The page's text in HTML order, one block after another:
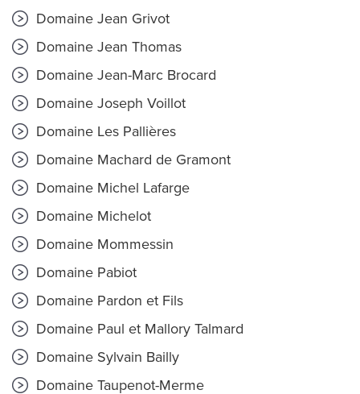
Domaine Jean Grivot
Domaine Jean Thomas
Domaine Jean-Marc Brocard
Domaine Joseph Voillot
Domaine Les Pallières
Domaine Machard de Gramont
Domaine Michel Lafarge
Domaine Michelot
Domaine Mommessin
Domaine Pabiot
Domaine Pardon et Fils
Domaine Paul et Mallory Talmard
Domaine Sylvain Bailly
Domaine Taupenot-Merme